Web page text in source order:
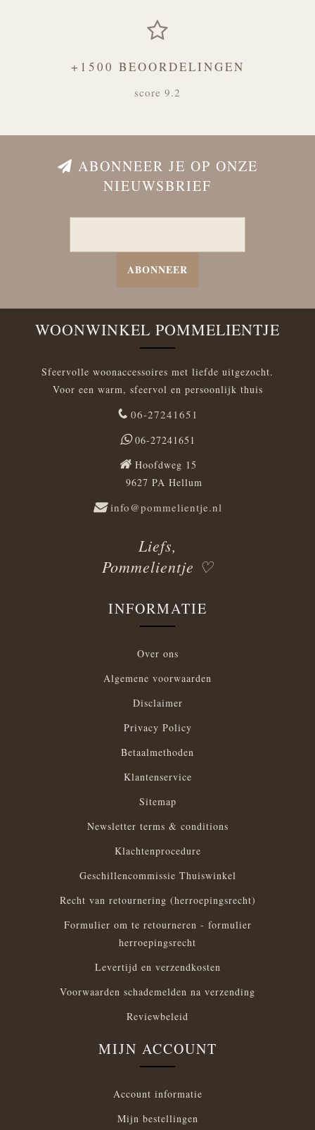
+1500 BEOORDELINGEN
score 9.2
ABONNEER JE OP ONZE
NIEUWSBRIEF
ABONNEER
WOONWINKEL POMMELIENTJE
Sfeervolle woonaccessoires met liefde uitgezocht.
Voor een warm, sfeervol en persoonlijk thuis
06-27241651
06-27241651
Hoofdweg 15
9627 PA Hellum
info@pommelientje.nl
Liefs,
Pommelientje ♡
INFORMATIE
Over ons
Algemene voorwaarden
Disclaimer
Privacy Policy
Betaalmethoden
Klantenservice
Sitemap
Newsletter terms & conditions
Klachtenprocedure
Geschillencommissie Thuiswinkel
Recht van retournering (herroepingsrecht)
Formulier om te retourneren - formulier
herroepingsrecht
Levertijd en verzendkosten
Voorwaarden schademelden na verzending
Reviewbeleid
MIJN ACCOUNT
Account informatie
Mijn bestellingen